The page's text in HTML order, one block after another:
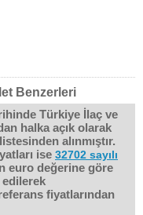
Benzerleri
Türkiye İlaç ve
halka açık olarak
alınmıştır.
ise 32702 sayılı
euro değerine göre
edilerek
fiyatlarından